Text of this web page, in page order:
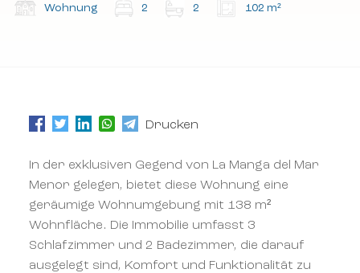
Abonnieren Sie unseren Newsletter.
Abonnieren Sie unseren Newsletter.
Wohnung 2 2 102 m²
Drucken
In der exklusiven Gegend von La Manga del Mar
Menor gelegen, bietet diese Wohnung eine
geräumige Wohnumgebung mit 138 m²
Wohnfläche. Die Immobilie umfasst 3
Schlafzimmer und 2 Badezimmer, die darauf
ausgelegt sind, Komfort und Funktionalität zu